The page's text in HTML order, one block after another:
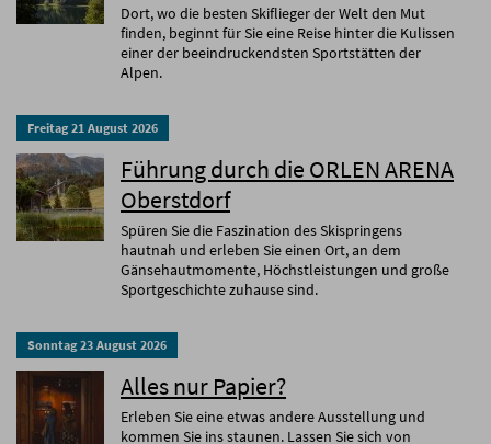
Dort, wo die besten Skiflieger der Welt den Mut
finden, beginnt für Sie eine Reise hinter die Kulissen
einer der beeindruckendsten Sportstätten der
Alpen.
Freitag 21 August 2026
Führung durch die ORLEN ARENA
Oberstdorf
Spüren Sie die Faszination des Skispringens
hautnah und erleben Sie einen Ort, an dem
Gänsehautmomente, Höchstleistungen und große
Sportgeschichte zuhause sind.
Sonntag 23 August 2026
Alles nur Papier?
Erleben Sie eine etwas andere Ausstellung und
kommen Sie ins staunen. Lassen Sie sich von